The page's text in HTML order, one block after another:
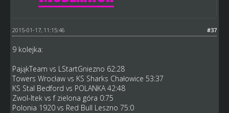
#37
2015-01-17, 11:15:46
9 kolejka:
PająkTeam vs LStartGniezno 62:28
Towers Wrocław vs KS Sharks Chałowice 53:37
KS Stal Bedford vs POLANKA 42:48
Zwol-Itek vs f zielona góra 0:75
Polonia 1920 vs Red Bull Leszno 75:0